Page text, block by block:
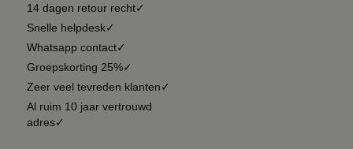
14 dagen retour recht✓
Snelle helpdesk✓
Whatsapp contact✓
Groepskorting 25%✓
Zeer veel tevreden klanten✓
Al ruim 10 jaar vertrouwd
adres✓